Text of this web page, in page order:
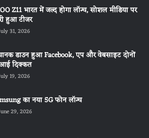
Z11 भारत में जल्द होगा लॉन्च, सोशल मीडिया पर
हुआ टीजर
31, 2026
डाउन हुआ Facebook, एप और वेबसाइट दोनों
दिक्कत
19, 2026
का नया 5G फोन लॉन्च
29, 2026